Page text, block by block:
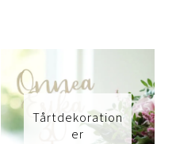
Tårtdekoration
er